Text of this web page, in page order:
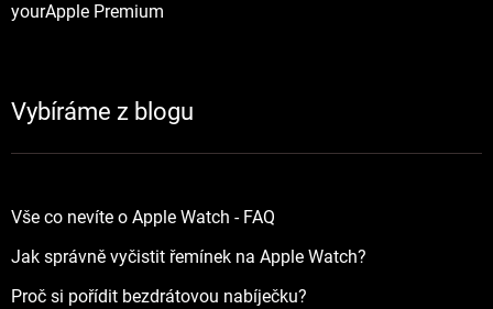
yourApple Premium
Vybíráme z blogu
Vše co nevíte o Apple Watch - FAQ
Jak správně vyčistit řemínek na Apple Watch?
Proč si pořídit bezdrátovou nabíječku?